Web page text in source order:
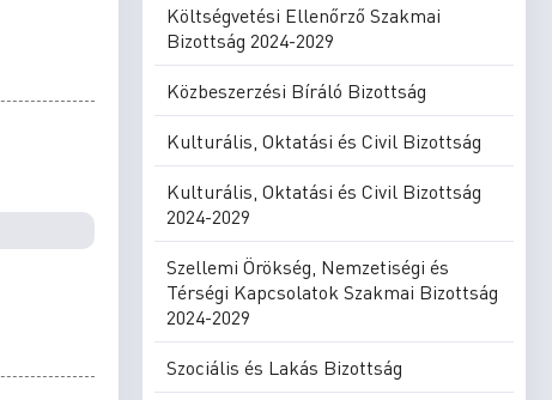
Költségvetési Ellenőrző Szakmai
Bizottság 2024-2029
Közbeszerzési Bíráló Bizottság
Kulturális, Oktatási és Civil Bizottság
Kulturális, Oktatási és Civil Bizottság
2024-2029
Szellemi Örökség, Nemzetiségi és
Térségi Kapcsolatok Szakmai Bizottság
2024-2029
Szociális és Lakás Bizottság